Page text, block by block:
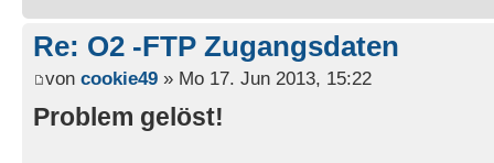
Re: O2 -FTP Zugangsdaten
von cookie49 » Mo 17. Jun 2013, 15:22
Problem gelöst!